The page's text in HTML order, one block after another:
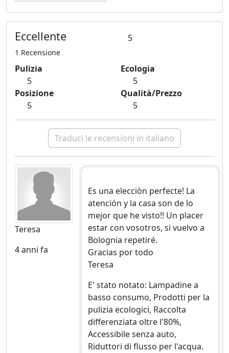
Eccellente 5
1 Recensione
Pulizia
5
Ecologia
5
Posizione
5
Qualità/Prezzo
5
Traduci le recensioni in italiano
Teresa
4 anni fa
Es una elecciòn perfecte! La
atención y la casa son de lo
mejor que he visto!! Un placer
estar con vosotros, si vuelvo a
Bolognia repetiré.
Gracias por todo
Teresa
E' stato notato: Lampadine a
basso consumo, Prodotti per la
pulizia ecologici, Raccolta
differenziata oltre l'80%,
Accessibile senza auto,
Riduttori di flusso per l'acqua.